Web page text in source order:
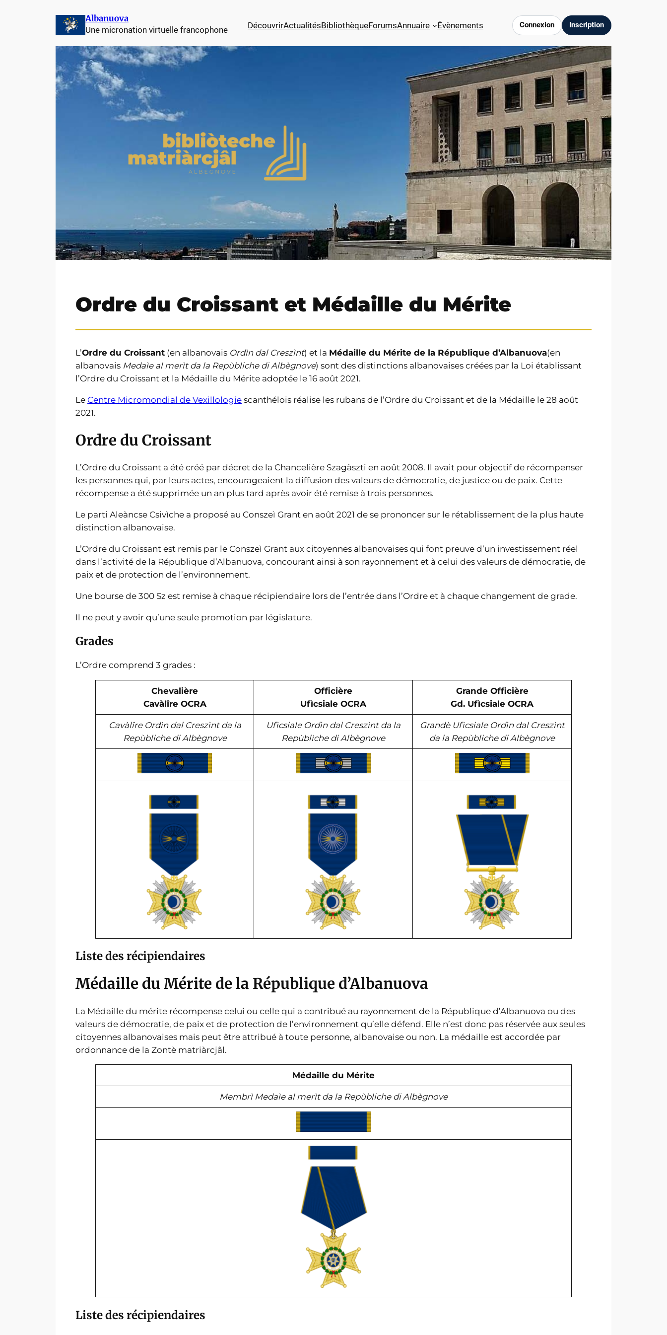
Albanuova
Une micronation virtuelle francophone DécouvrirActualitésBibliothèqueForumsAnnuaire Évènements Connexion Inscription
Ordre du Croissant et Médaille du Mérite
L’Ordre du Croissant (en albanovais Ordìn dal Creszìnt) et la Médaille du Mérite de la République d’Albanuova(en
albanovais Medaìe al merìt da la Repùbliche di Albègnove) sont des distinctions albanovaises créées par la Loi établissant
l’Ordre du Croissant et la Médaille du Mérite adoptée le 16 août 2021.
Le Centre Micromondial de Vexillologie scanthélois réalise les rubans de l’Ordre du Croissant et de la Médaille le 28 août
2021.
Ordre du Croissant
L’Ordre du Croissant a été créé par décret de la Chancelière Szagàszti en août 2008. Il avait pour objectif de récompenser
les personnes qui, par leurs actes, encourageaient la diffusion des valeurs de démocratie, de justice ou de paix. Cette
récompense a été supprimée un an plus tard après avoir été remise à trois personnes.
Le parti Aleàncse Csivìche a proposé au Conszeì Grant en août 2021 de se prononcer sur le rétablissement de la plus haute
distinction albanovaise.
L’Ordre du Croissant est remis par le Conszeì Grant aux citoyennes albanovaises qui font preuve d’un investissement réel
dans l’activité de la République d’Albanuova, concourant ainsi à son rayonnement et à celui des valeurs de démocratie, de
paix et de protection de l’environnement.
Une bourse de 300 Sz est remise à chaque récipiendaire lors de l’entrée dans l’Ordre et à chaque changement de grade.
Il ne peut y avoir qu’une seule promotion par législature.
Grades
L’Ordre comprend 3 grades :
Chevalière
Cavàlîre OCRA
Officière
Ufìcsiale OCRA
Grande Officière
Gd. Ufìcsiale OCRA
Cavàlîre Ordìn dal Creszìnt da la
Repùbliche di Albègnove
Ufìcsiale Ordìn dal Creszìnt da la
Repùbliche di Albègnove
Grandè Ufìcsiale Ordìn dal Creszìnt
da la Repùbliche di Albègnove
Liste des récipiendaires
Médaille du Mérite de la République d’Albanuova
La Médaille du mérite récompense celui ou celle qui a contribué au rayonnement de la République d’Albanuova ou des
valeurs de démocratie, de paix et de protection de l’environnement qu’elle défend. Elle n’est donc pas réservée aux seules
citoyennes albanovaises mais peut être attribué à toute personne, albanovaise ou non. La médaille est accordée par
ordonnance de la Zontè matriàrcjâl.
Médaille du Mérite
Membrì Medaìe al merìt da la Repùbliche di Albègnove
Liste des récipiendaires